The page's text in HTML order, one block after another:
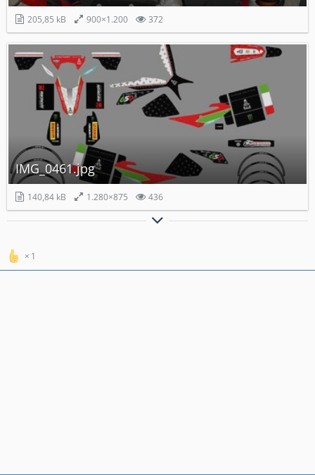
205,85 kB 900×1.200 372
IMG_0461.jpg
140,84 kB 1.280×875 436
Take it slow, going with the flow
1